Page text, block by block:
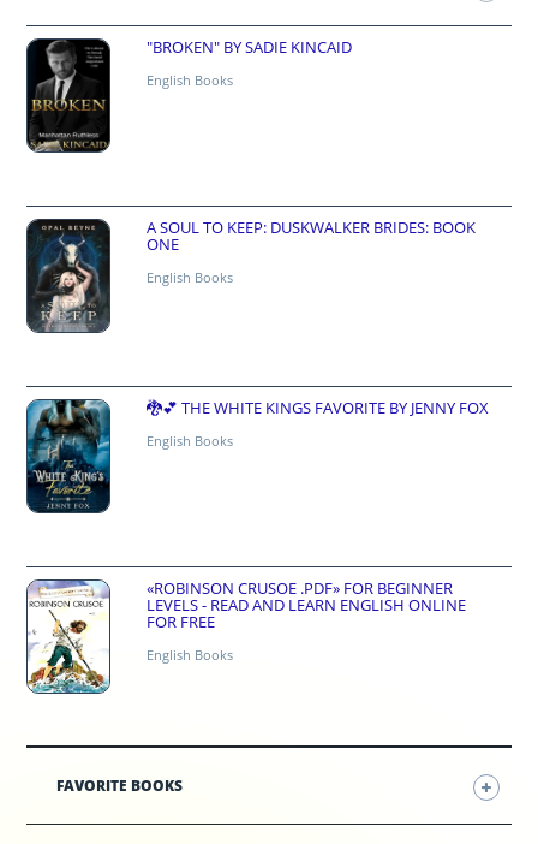
"BROKEN" BY SADIE KINCAID
English Books
A SOUL TO KEEP: DUSKWALKER BRIDES: BOOK
ONE
English Books
🐉💕 THE WHITE KINGS FAVORITE BY JENNY FOX
English Books
«ROBINSON CRUSOE .PDF» FOR BEGINNER
LEVELS - READ AND LEARN ENGLISH ONLINE
FOR FREE
English Books
FAVORITE BOOKS